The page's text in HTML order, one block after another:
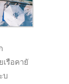
เรือคายั
บ